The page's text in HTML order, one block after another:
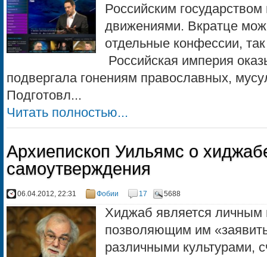
Российским
движениями. Вкратце
отдельные конфессии,
Российская империя
подвергала гонениям православных,
Подготовл...
Читать полностью...
Архиепископ Уильямс о
самоутверждения
06.04.2012, 22:31 Фобии 17 5688
Хиджаб является
позволяющим им
различными культурами,